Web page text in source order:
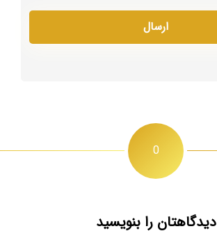
0
دیدگاهتان را بنویسید